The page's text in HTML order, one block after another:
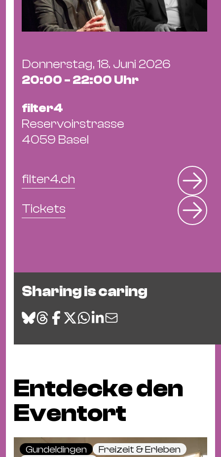
Suchen
Donnerstag, 18. Juni 2026
20:00 - 22:00 Uhr
filter4
Reservoirstrasse
4059 Basel
filter4.ch
Tickets
Sharing is caring
Entdecke den
Eventort
Gundeldingen
Freizeit & Erleben